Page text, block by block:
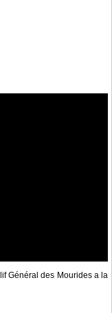
Général des Mourides a la